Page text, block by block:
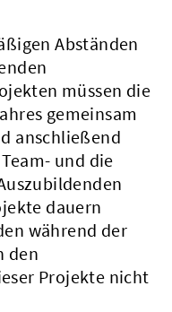
Abständen
müssen die
gemeinsam
anschließend
und die
dauern
während der
den
Projekte nicht